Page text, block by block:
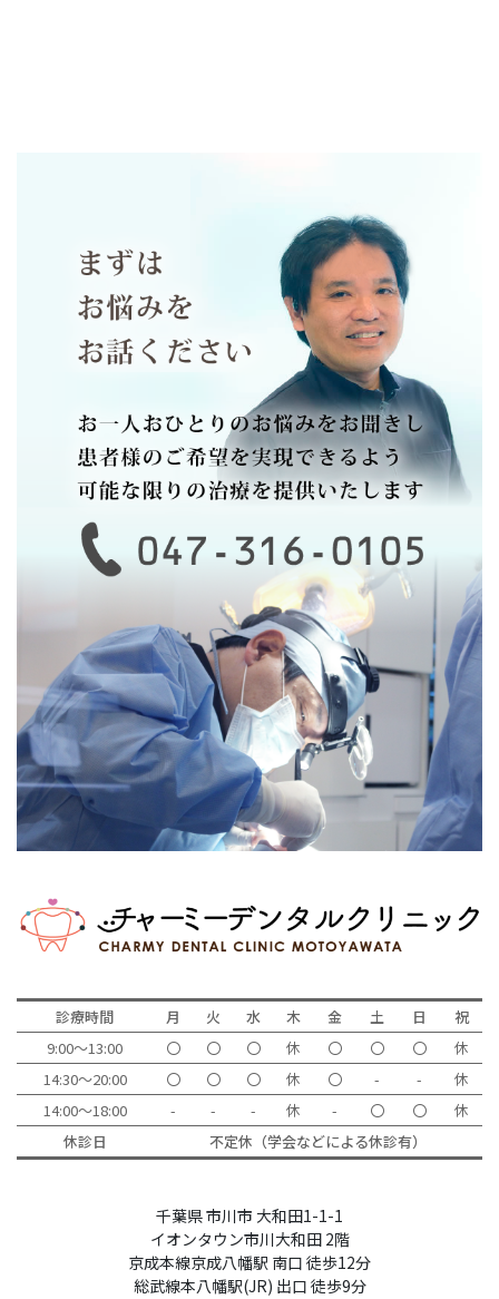
診療時間 月 火 水 木 金 土 日
祝
9:00～13:00
〇 〇 〇 休 〇 〇 〇
休
14:30～20:00
〇 〇 〇 休 〇 - -
休
14:00～18:00
- - - 休 - 〇 〇
休
休診日
不定休（学会などによる休診有）
千葉県 市川市 大和田1-1-1
イオンタウン市川大和田 2階
京成本線京成八幡駅 南口 徒歩12分
総武線本八幡駅(JR) 出口 徒歩9分